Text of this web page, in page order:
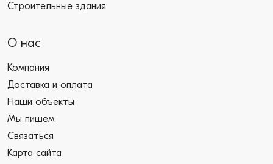
Строительные здания
О нас
Компания
Доставка и оплата
Наши объекты
Мы пишем
Связаться
Карта сайта